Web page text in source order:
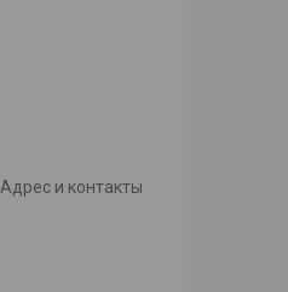
Адрес и контакты